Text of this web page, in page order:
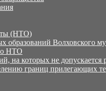
(НТО)
Волховского
НТО
на которых не допускается
границ прилегающих